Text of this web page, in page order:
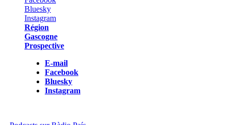
Région
Gascogne
Prospective
E-mail
Facebook
Bluesky
Instagram